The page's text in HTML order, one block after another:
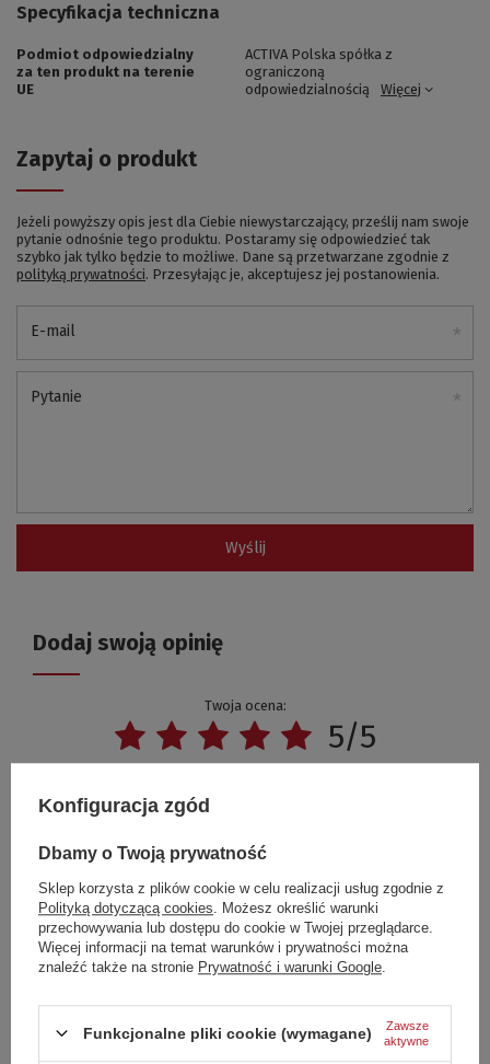
Specyfikacja techniczna
Podmiot odpowiedzialny
za ten produkt na terenie
UE
ACTIVA Polska spółka z
ograniczoną
odpowiedzialnością
Więcej
Zapytaj o produkt
Jeżeli powyższy opis jest dla Ciebie niewystarczający, prześlij nam swoje
pytanie odnośnie tego produktu. Postaramy się odpowiedzieć tak
szybko jak tylko będzie to możliwe. Dane są przetwarzane zgodnie z
polityką prywatności. Przesyłając je, akceptujesz jej postanowienia.
E-mail
Pytanie
Wyślij
Dodaj swoją opinię
Twoja ocena:
5/5
Treść twojej opinii
Dodaj własne zdjęcie produktu:
Twoje imię
Konfiguracja zgód
Dbamy o Twoją prywatność
Sklep korzysta z plików cookie w celu realizacji usług zgodnie z
Polityką dotyczącą cookies . Możesz określić warunki
przechowywania lub dostępu do cookie w Twojej przeglądarce.
Więcej informacji na temat warunków i prywatności można
znaleźć także na stronie Prywatność i warunki Google
Funkcjonalne pliki cookie (wymagane)
Zawsze
aktywne